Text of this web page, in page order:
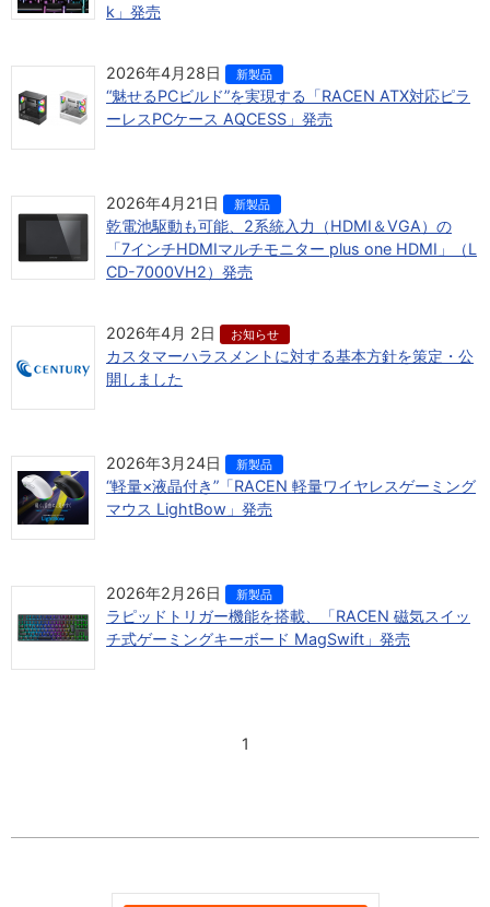
k」発売
2026年4月28日 新製品
“魅せるPCビルド”を実現する「RACEN ATX対応ピラ
ーレスPCケース AQCESS」発売
2026年4月21日 新製品
乾電池駆動も可能、2系統入力（HDMI＆VGA）の
「7インチHDMIマルチモニター plus one HDMI」（L
CD-7000VH2）発売
2026年4月 2日 お知らせ
カスタマーハラスメントに対する基本方針を策定・公
開しました
2026年3月24日 新製品
“軽量×液晶付き”「RACEN 軽量ワイヤレスゲーミング
マウス LightBow」発売
2026年2月26日 新製品
ラピッドトリガー機能を搭載、「RACEN 磁気スイッ
チ式ゲーミングキーボード MagSwift」発売
1